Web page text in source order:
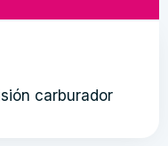
carburador